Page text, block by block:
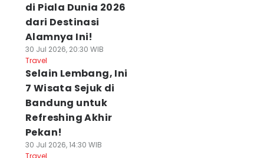
di Piala Dunia 2026
dari Destinasi
Alamnya Ini!
30 Jul 2026, 20:30 WIB
Travel
Selain Lembang, Ini
7 Wisata Sejuk di
Bandung untuk
Refreshing Akhir
Pekan!
30 Jul 2026, 14:30 WIB
Travel